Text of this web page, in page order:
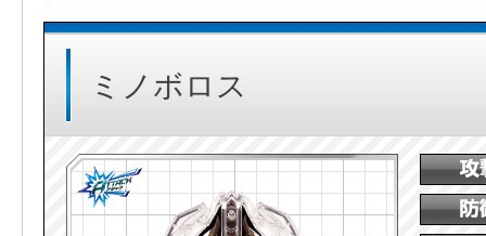
ミノボロス